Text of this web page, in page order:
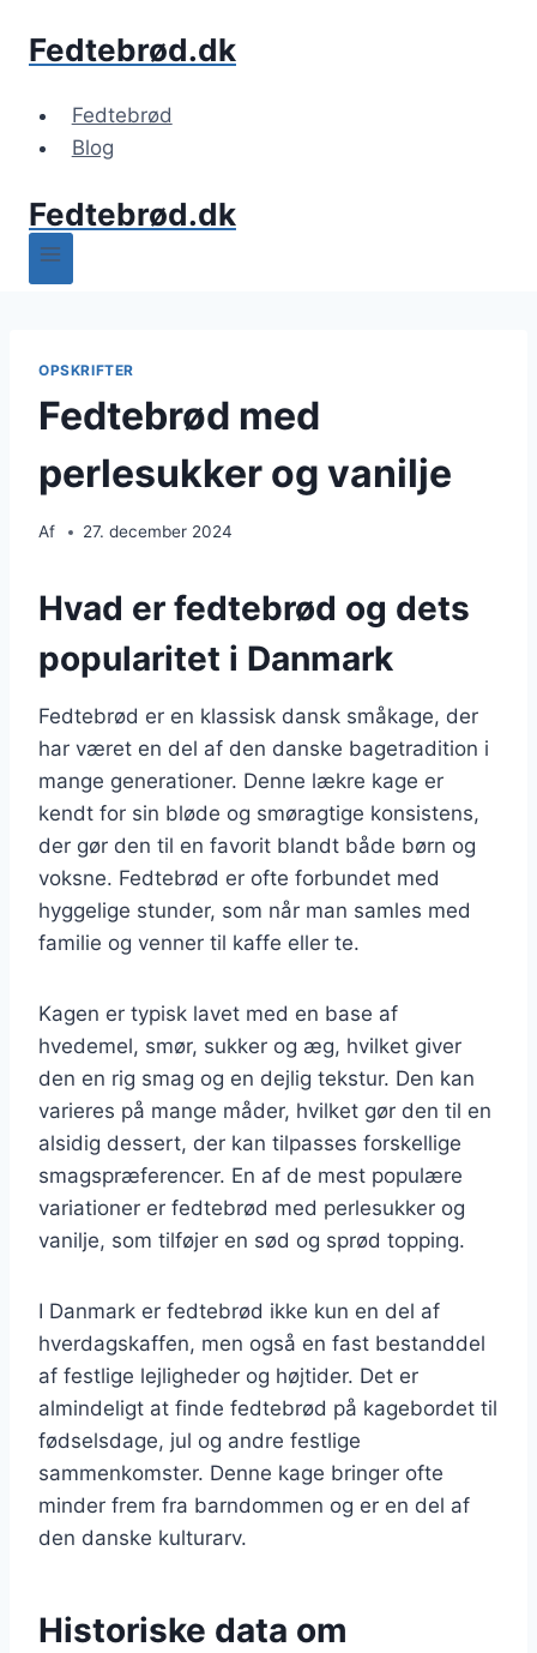
Fedtebrød.dk
Fedtebrød
Blog
Fedtebrød.dk
OPSKRIFTER
Fedtebrød med
perlesukker og vanilje
Af 27. december 2024
Hvad er fedtebrød og dets
popularitet i Danmark
Fedtebrød er en klassisk dansk småkage, der
har været en del af den danske bagetradition i
mange generationer. Denne lækre kage er
kendt for sin bløde og smøragtige konsistens,
der gør den til en favorit blandt både børn og
voksne. Fedtebrød er ofte forbundet med
hyggelige stunder, som når man samles med
familie og venner til kaffe eller te.
Kagen er typisk lavet med en base af
hvedemel, smør, sukker og æg, hvilket giver
den en rig smag og en dejlig tekstur. Den kan
varieres på mange måder, hvilket gør den til en
alsidig dessert, der kan tilpasses forskellige
smagspræferencer. En af de mest populære
variationer er fedtebrød med perlesukker og
vanilje, som tilføjer en sød og sprød topping.
I Danmark er fedtebrød ikke kun en del af
hverdagskaffen, men også en fast bestanddel
af festlige lejligheder og højtider. Det er
almindeligt at finde fedtebrød på kagebordet til
fødselsdage, jul og andre festlige
sammenkomster. Denne kage bringer ofte
minder frem fra barndommen og er en del af
den danske kulturarv.
Historiske data om